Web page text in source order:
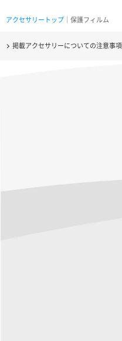
アクセサリートップ ｜保護フィルム
掲載アクセサリーについての注意事項